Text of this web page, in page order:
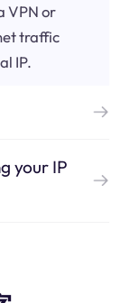
VPN or
traffic
IP.
your IP